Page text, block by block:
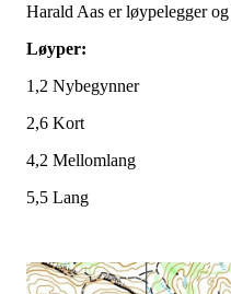
Harald Aas er løypelegger
Løyper:
1,2 Nybegynner
2,6 Kort
4,2 Mellomlang
5,5 Lang